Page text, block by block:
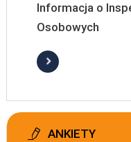
Informacja o
Osobowych
ANKIETY